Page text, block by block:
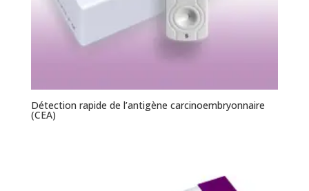
Détection rapide de l’antigène carcinoembryonnaire
(CEA)